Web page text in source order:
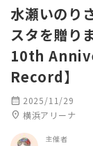
水瀬いのり
スタを贈り
10th
Record】
calendar_month 2025/11/29
location_on 横浜アリーナ
主催者